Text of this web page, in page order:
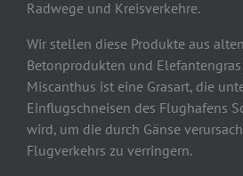
Radwege und Kreisverkehre.
Wir stellen diese Produkte aus
Betonprodukten und Elefantengras
Miscanthus ist eine Grasart, die
Einflugschneisen des Flughafens
wird, um die durch Gänse
Flugverkehrs zu verringern.